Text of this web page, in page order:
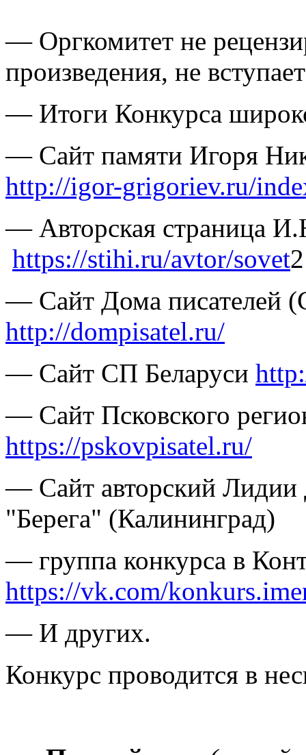
— Оргкомитет не
произведения, не
— Итоги Конкурса
— Сайт памяти Игоря
http://igor-grigoriev.ru/
— Авторская страница
https://stihi.ru/avtor/sovet2
— Сайт Дома писателей
http://dompisatel.ru/
— Сайт СП Беларуси
— Сайт Псковского
https://pskovpisatel.ru/
— Сайт авторский Лидии
"Берега" (Калининград)
— группа конкурса в
https://vk.com/
— И других.
Конкурс проводится в